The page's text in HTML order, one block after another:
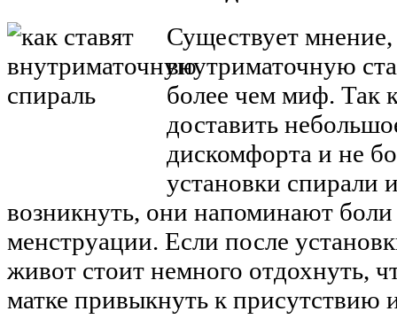
Существует мнение,
внутриматочную
более чем миф. Так
доставить
дискомфорта и не
установки спирали
возникнуть, они напоминают
менструации. Если после
живот стоит немного отдохнуть,
матке привыкнуть к присутствию